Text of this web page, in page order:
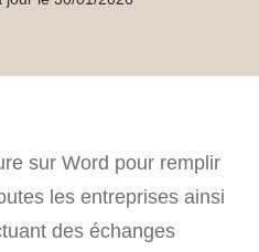
sur Word pour remplir
les entreprises ainsi
des échanges